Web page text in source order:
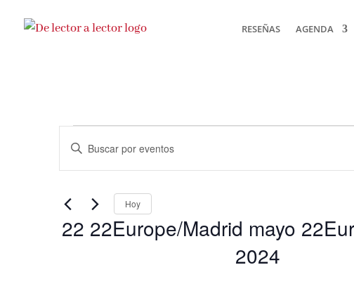
RESEÑAS AGENDA
de
búsqueda
vistas
de
Introduce
clave.
Busca
Hoy
22 22Europe/Madrid mayo
2024